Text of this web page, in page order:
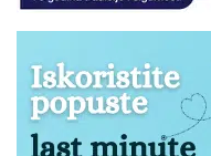
dozvoljenu kilažu.
(osim u izuzetnim
dokumentaciju) i
Mini frižider je
Nećemo biti u
dozvoljeno.